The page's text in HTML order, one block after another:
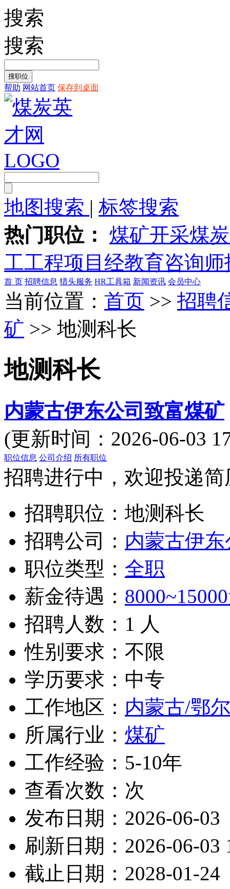
搜索
搜索
帮助 网站首页 保存到桌面
地图搜索 | 标签搜索
热门职位： 煤矿开采煤
工工程项目经教育咨询师
首 页 招聘信息 猎头服务 HR工具箱 新闻资讯 会员中心
当前位置： 首页 >> 招聘
矿 >> 地测科长
地测科长
内蒙古伊东公司致富煤矿
(更新时间：2026-06-03
职位信息 公司介绍 所有职位
招聘进行中，欢迎投递
招聘职位：地测科长
招聘公司： 内蒙古伊
职位类型： 全职
薪金待遇：
招聘人数：1 人
性别要求：不限
学历要求：中专
工作地区： 内蒙古/鄂
所属行业： 煤矿
工作经验：5-10年
查看次数： 次
发布日期：2026-06-03
刷新日期：2026-06-03
截止日期：2028-01-24